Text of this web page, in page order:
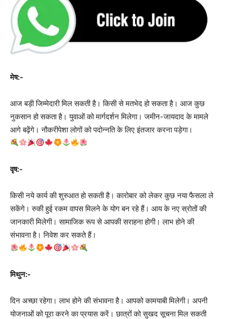
मेष:-
आज बड़ी जिम्मेदारी मिल सकती है। किसी से मतभेद हो सकता है। आज कुछ
नुकसान हो सकता है। युवाओं को मार्गदर्शन मिलेगा। जमीन-जायदाद के मामले
आगे बढ़ेंगे। नौकरीपेशा लोगों को पदोन्नति के लिए इंतजार करना पड़ेगा।
वृष:-
किसी नये कार्य की शुरुआत हो सकती है। कारोबार को लेकर कुछ नया फैसला ले
सकेंगे। रुकी हुई रकम वापस मिलने के योग बन रहे हैं। आय के नए स्रोतों की
जानकारी मिलेगी। सामाजिक रूप से आपकी सराहना होगी। लाभ होने की
संभावना है। निवेश कर सकते हैं।
मिथुन:-
दिन अच्छा रहेगा। लाभ होने की संभावना है। आपको कामयाबी मिलेगी। अपनी
योजनाओं को पूरा करने का प्रयास करें। छात्रों को सुखद सूचना मिल सकती